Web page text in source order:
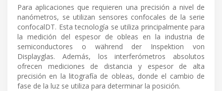
Para aplicaciones que requieren una precisión a nivel de
nanómetros, se utilizan sensores confocales de la serie
confocalDT. Esta tecnología se utiliza principalmente para
la medición del espesor de obleas en la industria de
semiconductores o während der Inspektion von
Displayglas. Además, los interferómetros absolutos
ofrecen mediciones de distancia y espesor de alta
precisión en la litografía de obleas, donde el cambio de
fase de la luz se utiliza para determinar la posición.